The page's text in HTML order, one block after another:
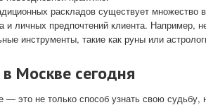
раскладов существует множество
и личных предпочтений клиента. Например,
инструменты, такие как руны или
Москве сегодня
— это не только способ узнать свою